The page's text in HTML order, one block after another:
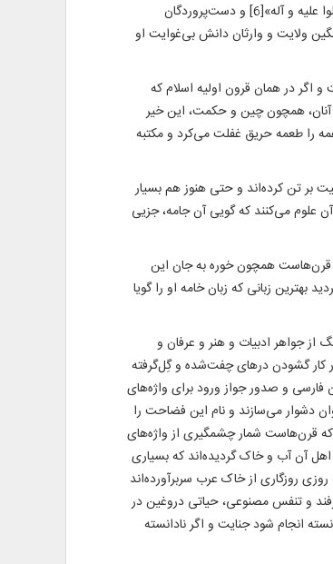
2. آموزگار بزرگ قرآن و سرور و سالار و خاتم همه پیامبران و رحمت برای جهانیان؛[5] او که: «بلغ العلی بکماله، کشف الدجی بجماله حسنت جمیع خصاله، صلوا علیه و آله»[6] و دست‌پروردگان
ولایت و وارثان دانش بی‌غوایت او
و اگر در همان قرون اولیه اسلام که
آنان، همچون چین و حکمت، این خیر
وسطی همه را طعمه حریق غفلت می‌کرد و مکتبه
بر تن کرده‌اند و حتی هنوز هم بسیار
علوم می‌کنند که گویی آن جامه، جزیی
قرن‌هاست همچون خوره به جان این
بنویسد، بی‌تردید بهترین زبانی که زبان خامه او را گویا
از جواهر ادبیات و هنر و عرفان و
کار گشودن درهای چفت‌شده و گِل‌گرفته
فارسی و صدور جواز ورود برای واژه‌های
دشوار می‌سازند و نام این فضاحت را
قرن‌هاست شمار چشمگیری از واژه‌های
اهل آن آب و خاک گردیده‌اند که بسیاری
روزگاری از خاک عرب سربرآورده‌اند
و تنفس مصنوعی، حیاتی دروغین در
انجام شود جنایت و اگر نادانسته